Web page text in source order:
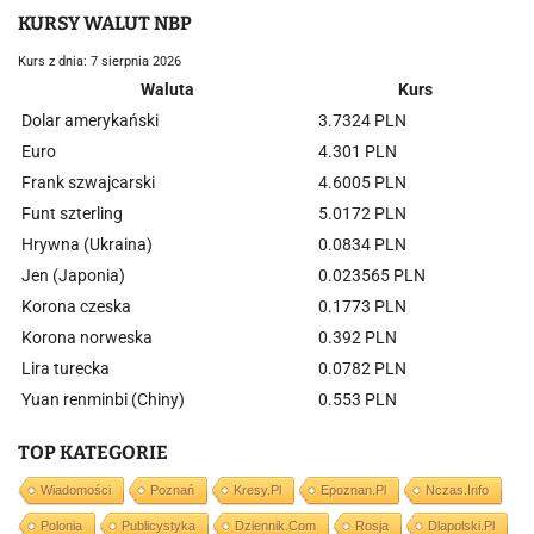
KURSY WALUT NBP
Kurs z dnia: 7 sierpnia 2026
Waluta
Kurs
Dolar amerykański
3.7324 PLN
Euro
4.301 PLN
Frank szwajcarski
4.6005 PLN
Funt szterling
5.0172 PLN
Hrywna (Ukraina)
0.0834 PLN
Jen (Japonia)
0.023565 PLN
Korona czeska
0.1773 PLN
Korona norweska
0.392 PLN
Lira turecka
0.0782 PLN
Yuan renminbi (Chiny)
0.553 PLN
TOP KATEGORIE
Wiadomości Poznań Kresy.pl Epoznan.pl Nczas.info
Polonia Publicystyka Dziennik.com Rosja Dlapolski.pl